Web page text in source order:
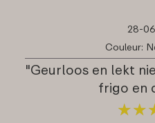
28-
Couleur:
"Geurloos en lekt
frigo en
★★
★★